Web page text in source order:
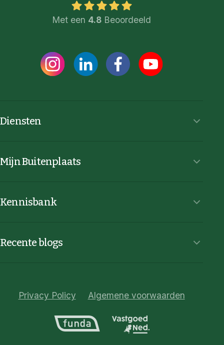
Met een 4.8 Beoordeeld
Diensten
Mijn Buitenplaats
Kennisbank
Recente blogs
Privacy Policy Algemene voorwaarden